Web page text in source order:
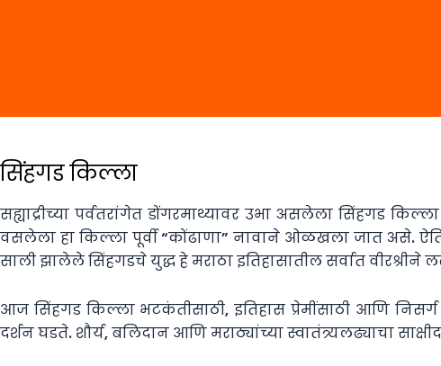
सिंहगड किल्ला
सह्याद्रीच्या पर्वतरांगेत डोंगरमाथ्यावर उभा असलेला सिंहगड
वसलेला हा किल्ला पूर्वी “कोंढाणा” नावाने ओळखला जात असे.
साली झालेले सिंहगडचे युद्ध हे मराठा इतिहासातील सर्वात
आज सिंहगड किल्ला भटकंतीसाठी, इतिहास प्रेमींसाठी आणि निसर्ग
दर्शन घडते. शौर्य, बलिदान आणि मराठ्यांच्या स्वातंत्र्यलढ्याचा